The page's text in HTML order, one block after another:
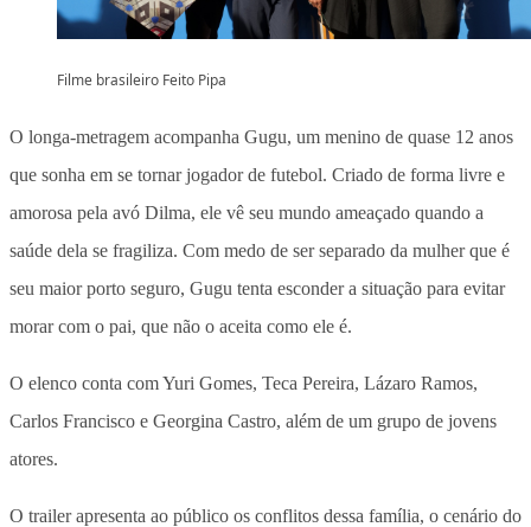
Filme brasileiro Feito Pipa
O longa-metragem acompanha Gugu, um menino de quase 12 anos
que sonha em se tornar jogador de futebol. Criado de forma livre e
amorosa pela avó Dilma, ele vê seu mundo ameaçado quando a
saúde dela se fragiliza. Com medo de ser separado da mulher que é
seu maior porto seguro, Gugu tenta esconder a situação para evitar
morar com o pai, que não o aceita como ele é.
O elenco conta com Yuri Gomes, Teca Pereira, Lázaro Ramos,
Carlos Francisco e Georgina Castro, além de um grupo de jovens
atores.
O trailer apresenta ao público os conflitos dessa família, o cenário do